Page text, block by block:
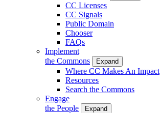
CC Licenses
CC Signals
Public Domain
Chooser
FAQs
Implement
the Commons
Expand
Where CC Makes An Impact
Resources
Search the Commons
Engage
the People
Expand